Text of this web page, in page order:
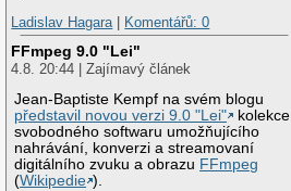
Ladislav Hagara| Komentářů: 0
FFmpeg 9.0 "Lei"
4.8. 20:44 | Zajímavý článek
Jean-Baptiste Kempf na svém blogu
představil novou verzi 9.0 "Lei"
kolekce
svobodného softwaru umožňujícího
nahrávání, konverzi a streamovaní
digitálního zvuku a obrazu FFmpeg
(Wikipedie ).